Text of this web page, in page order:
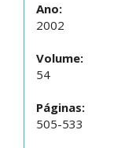
Ano:
2002
Volume:
54
Páginas:
505-533